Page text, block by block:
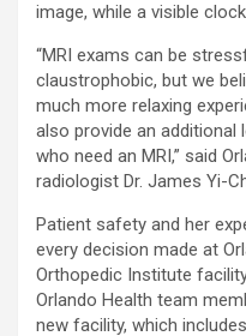
image, while a visible
“MRI exams can be
claustrophobic, but we
much more relaxing
also provide an
who need an MRI,” said
radiologist Dr. James Yi-
Patient safety and her
every decision made at
Orthopedic Institute
Orlando Health team
new facility, which